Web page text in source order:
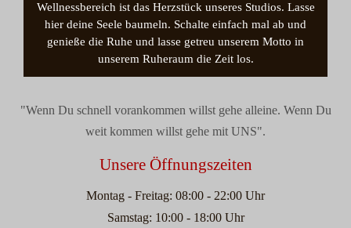
Wellnessbereich ist das Herzstück unseres Studios. Lasse
hier deine Seele baumeln. Schalte einfach mal ab und
genieße die Ruhe und lasse getreu unserem Motto in
unserem Ruheraum die Zeit los.
"Wenn Du schnell vorankommen willst gehe alleine. Wenn Du
weit kommen willst gehe mit UNS".
Unsere Öffnungszeiten
Montag - Freitag: 08:00 - 22:00 Uhr
Samstag: 10:00 - 18:00 Uhr